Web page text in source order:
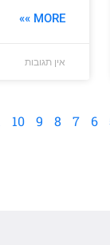
MORE »»
אין תגובות
6
7
8
9
10